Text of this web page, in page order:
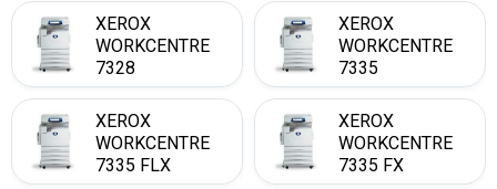
XEROX
WORKCENTRE
7328
XEROX
WORKCENTRE
7335
XEROX
WORKCENTRE
7335 FLX
XEROX
WORKCENTRE
7335 FX